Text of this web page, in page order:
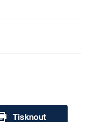
Tisknout